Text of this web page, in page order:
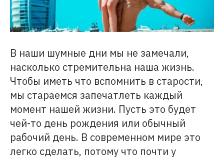
В наши шумные дни мы не замечали,
насколько стремительна наша жизнь.
Чтобы иметь что вспомнить в старости,
мы стараемся запечатлеть каждый
момент нашей жизни. Пусть это будет
чей-то день рождения или обычный
рабочий день. В современном мире это
легко сделать, потому что почти у